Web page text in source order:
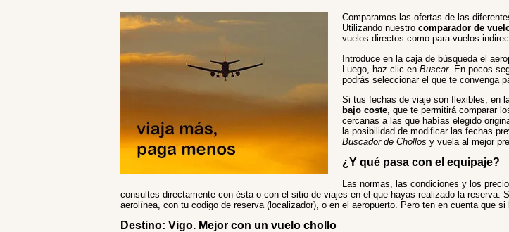
Comparamos las ofertas de las
Utilizando nuestro comparador de
vuelos directos como para vuelos
Introduce en la caja de búsqueda el
Luego, haz clic en Buscar. En pocos
podrás seleccionar el que te convenga
Si tus fechas de viaje son flexibles, en
bajo coste, que te permitirá comparar
cercanas a las que habías elegido
la posibilidad de modificar las fechas
Buscador de Chollos y vuela al mejor
¿Y qué pasa con el equipaje?
Las normas, las condiciones y los
consultes directamente con ésta o con el sitio de viajes en el que hayas realizado la reserva.
aerolínea, con tu codigo de reserva (localizador), o en el aeropuerto. Pero ten en cuenta que
Destino: Vigo. Mejor con un vuelo chollo